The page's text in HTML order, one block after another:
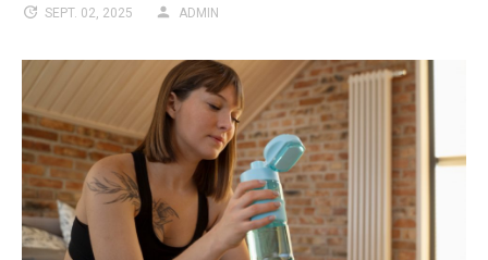
SEPT. 02, 2025 ADMIN